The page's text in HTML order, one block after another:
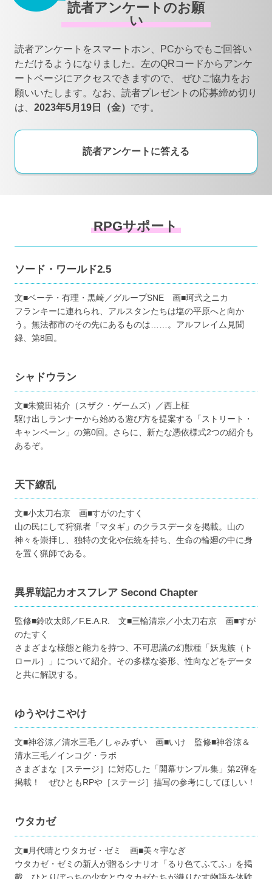
読者アンケートのお願
い
読者アンケートをスマートホン、PCからでもご回答い
ただけるようになりました。左のQRコードからアンケ
ートページにアクセスできますので、
ぜひご協力をお
願いいたします。なお、読者プレゼントの応募締め切り
は、 2023年5月19日（金） です。
読者アンケートに答える
RPGサポート
ソード・ワールド2.5
文■ベーテ・有理・黒崎／グループSNE 画■珂弐之ニカ
フランキーに連れられ、アルスタンたちは塩の平原へと向か
う。無法都市のその先にあるものは……。アルフレイム見聞
録、第8回。
シャドウラン
文■朱鷺田祐介（スザク・ゲームズ）／西上柾
駆け出しランナーから始める遊び方を提案する「ストリート・
キャンペーン」の第0回。さらに、新たな憑依様式2つの紹介も
あるぞ。
天下繚乱
文■小太刀右京 画■すがのたすく
山の民にして狩猟者「マタギ」のクラスデータを掲載。山の
神々を崇拝し、独特の文化や伝統を持ち、生命の輪廻の中に身
を置く猟師である。
異界戦記カオスフレア Second Chapter
監修■鈴吹太郎／F.E.A.R. 文■三輪清宗／小太刀右京 画■すが
のたすく
さまざまな様態と能力を持つ、不可思議の幻獣種「妖鬼族（ト
ロール｝」について紹介。その多様な姿形、性向などをデータ
と共に解説する。
ゆうやけこやけ
文■神谷涼／清水三毛／しゃみずい 画■いけ 監修■神谷涼＆
清水三毛／インコグ・ラボ
さまざまな［ステージ］に対応した「開幕サンプル集」第2弾を
掲載！ ぜひともRPや［ステージ］描写の参考にしてほしい！
ウタカゼ
文■月代晴とウタカゼ・ゼミ 画■美々宇なぎ
ウタカゼ・ゼミの新人が贈るシナリオ「るり色てふてふ」を掲
載。ひとりぼっちの少女とウタカゼたちが織りなす物語を体験